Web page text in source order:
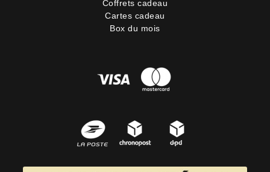
Coffrets cadeau
Cartes cadeau
Box du mois